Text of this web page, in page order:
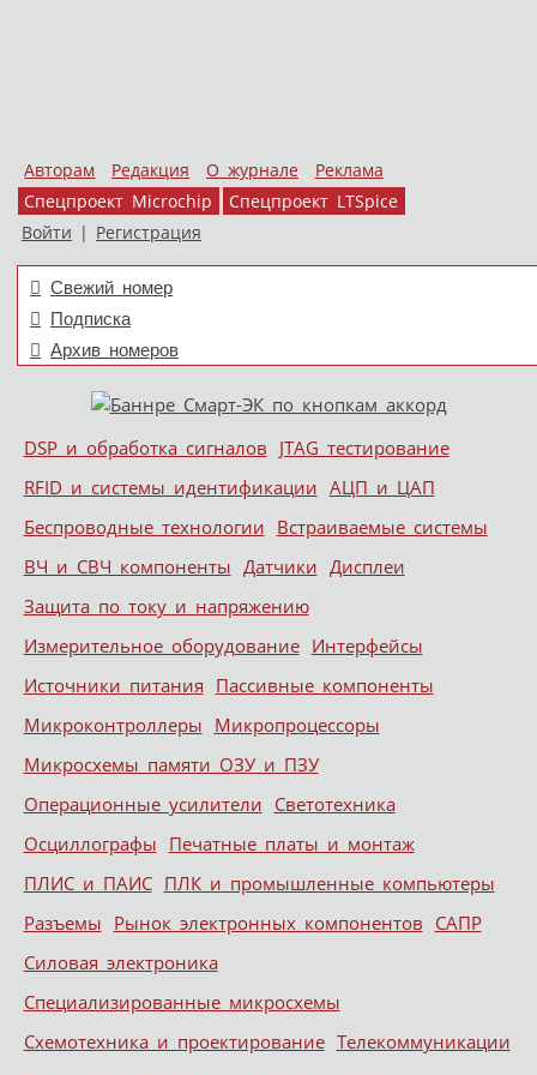
Авторам Редакция О журнале
Реклама
Спецпроект Microchip
Спецпроект LTSpice
Войти | Регистрация
Свежий номер
Подписка
Архив номеров
Меню
Skip to content
DSP и обработка сигналов JTAG тестирование
RFID и системы идентификации АЦП и ЦАП
Беспроводные технологии Встраиваемые системы
ВЧ и СВЧ компоненты Датчики Дисплеи
Защита по току и напряжению
Измерительное оборудование Интерфейсы
Источники питания Пассивные компоненты
Микроконтроллеры Микропроцессоры
Микросхемы памяти ОЗУ и ПЗУ
Операционные усилители Светотехника
Осциллографы Печатные платы и монтаж
ПЛИС и ПАИС ПЛК и промышленные компьютеры
Разъемы Рынок электронных компонентов САПР
Силовая электроника
Специализированные микросхемы
Схемотехника и проектирование Телекоммуникации